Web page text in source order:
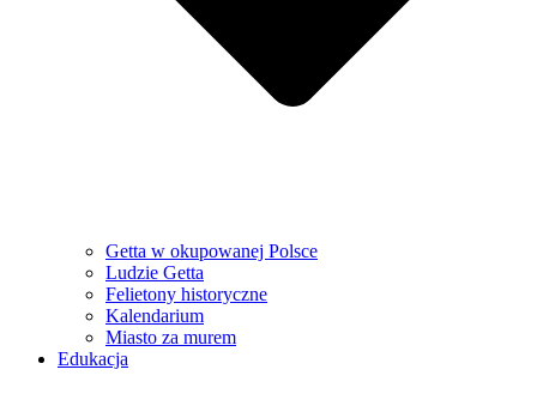
Getta w okupowanej Polsce
Ludzie Getta
Felietony historyczne
Kalendarium
Miasto za murem
Edukacja